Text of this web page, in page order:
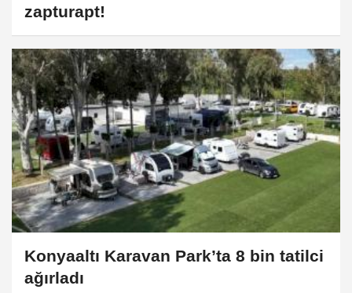
zapturapt!
Konyaaltı Karavan Park’ta 8 bin tatilci
ağırladı